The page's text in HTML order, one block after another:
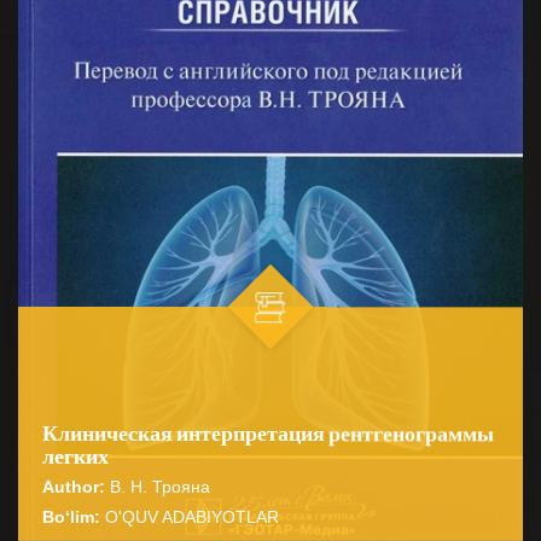
Клиническая интерпретация рентгенограммы
легких
Author: В. Н. Трояна
Bo‘lim: O'QUV ADABIYOTLAR